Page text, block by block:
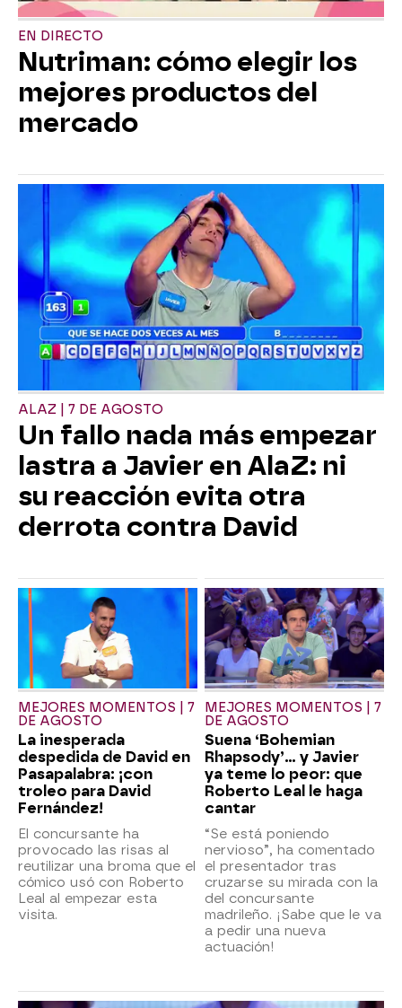
EN DIRECTO
Nutriman: cómo elegir los
mejores productos del
mercado
ALAZ | 7 DE AGOSTO
Un fallo nada más empezar
lastra a Javier en AlaZ: ni
su reacción evita otra
derrota contra David
MEJORES MOMENTOS | 7
DE AGOSTO
La inesperada
despedida de David en
Pasapalabra: ¡con
troleo para David
Fernández!
El concursante ha
provocado las risas al
reutilizar una broma que el
cómico usó con Roberto
Leal al empezar esta
visita.
MEJORES MOMENTOS | 7
DE AGOSTO
Suena ‘Bohemian
Rhapsody’... y Javier
ya teme lo peor: que
Roberto Leal le haga
cantar
“Se está poniendo
nervioso”, ha comentado
el presentador tras
cruzarse su mirada con la
del concursante
madrileño. ¡Sabe que le va
a pedir una nueva
actuación!